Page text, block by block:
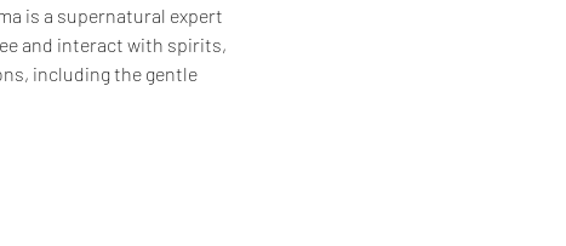
is a supernatural expert
and interact with spirits,
including the gentle